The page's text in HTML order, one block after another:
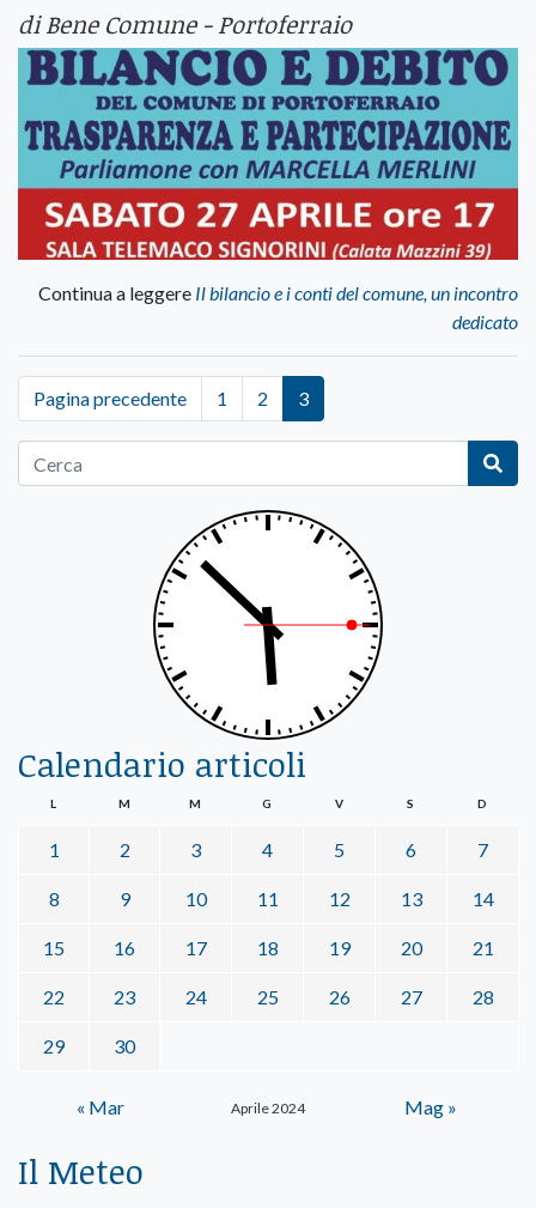
di Bene Comune - Portoferraio
Continua a leggere Il bilancio e i conti del comune, un incontro
dedicato
Pagina precedente 1 2 3
Calendario articoli
Aprile 2024
L M M G V S D
1 2 3 4 5 6 7
8 9 10 11 12 13 14
15 16 17 18 19 20 21
22 23 24 25 26 27 28
29 30
« Mar Mag »
Il Meteo